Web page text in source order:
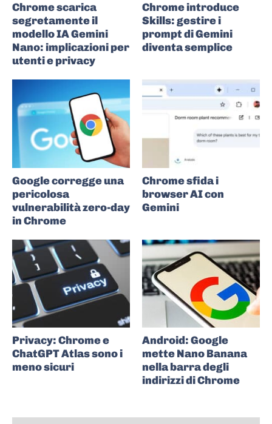
Chrome scarica
segretamente il
modello IA Gemini
Nano: implicazioni per
utenti e privacy
Chrome introduce
Skills: gestire i
prompt di Gemini
diventa semplice
Google corregge una
pericolosa
vulnerabilità zero-day
in Chrome
Chrome sfida i
browser AI con
Gemini
Privacy: Chrome e
ChatGPT Atlas sono i
meno sicuri
Android: Google
mette Nano Banana
nella barra degli
indirizzi di Chrome